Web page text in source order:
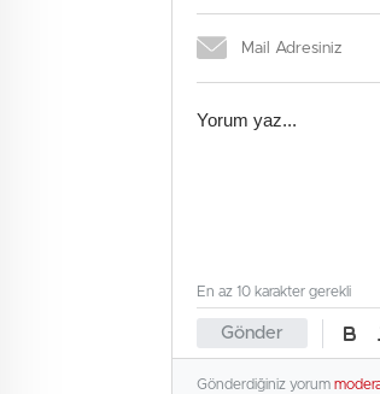
Gönder
En az 10 karakter gerekli
Gönderdiğiniz yorum